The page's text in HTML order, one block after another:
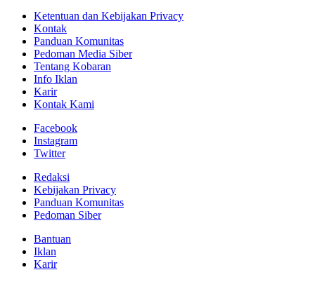
Ketentuan dan Kebijakan Privacy
Kontak
Panduan Komunitas
Pedoman Media Siber
Tentang Kobaran
Info Iklan
Karir
Kontak Kami
Facebook
Instagram
Twitter
Redaksi
Kebijakan Privacy
Panduan Komunitas
Pedoman Siber
Bantuan
Iklan
Karir